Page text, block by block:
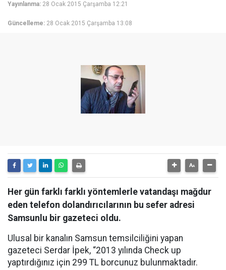
Yayınlanma: 28 Ocak 2015 Çarşamba 12:21
Güncelleme: 28 Ocak 2015 Çarşamba 13:08
Her gün farklı farklı yöntemlerle vatandaşı mağdur
eden telefon dolandırıcılarının bu sefer adresi
Samsunlu bir gazeteci oldu.
Ulusal bir kanalın Samsun temsilciliğini yapan
gazeteci Serdar İpek, “2013 yılında Check up
yaptırdığınız için 299 TL borcunuz bulunmaktadır.